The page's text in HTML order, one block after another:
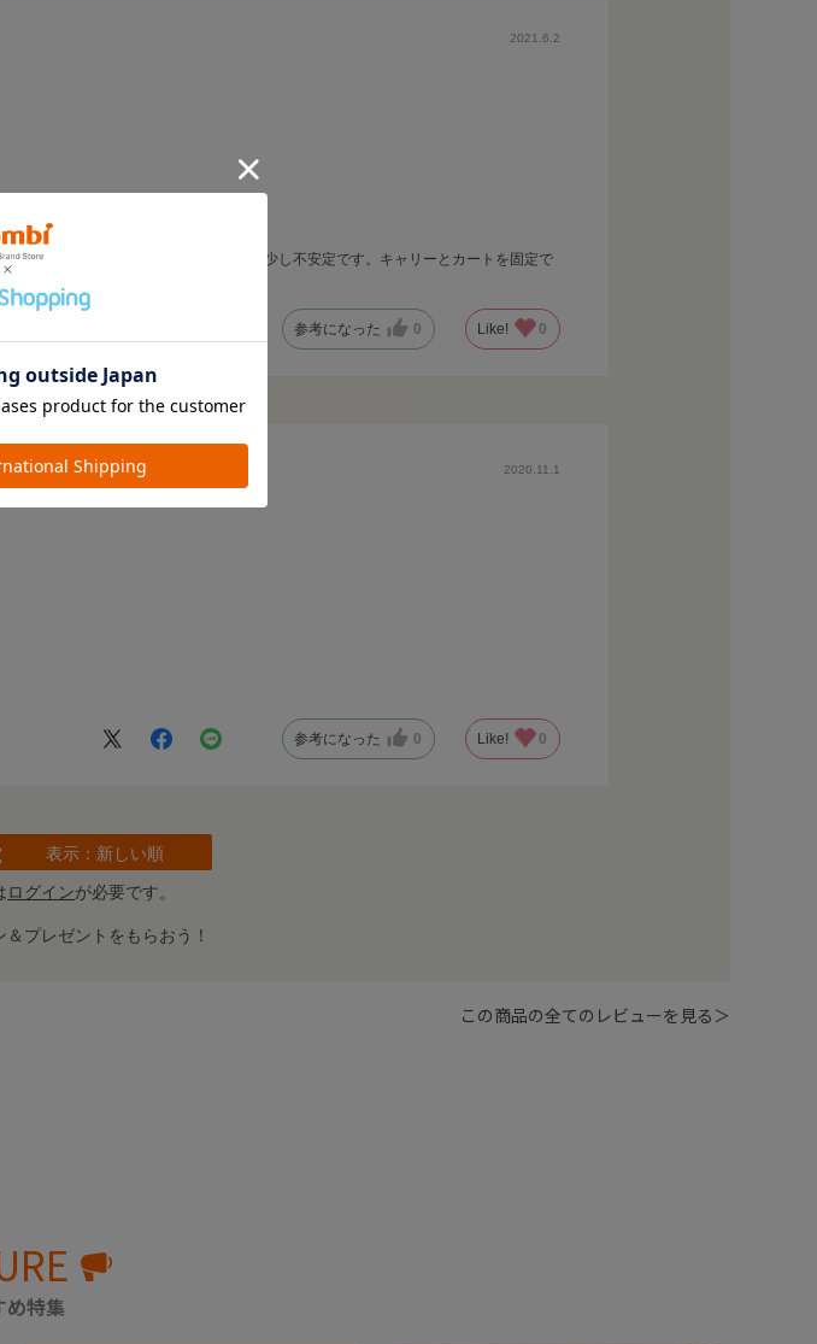
2021.6.2
キャリーの部分が固定できないので、少し不安定です。キャリーとカートを固定で
参考になった 0 Like! 0
2020.11.1
参考になった 0 Like! 0
表示：新しい順
ログインが必要です。
プレゼントをもらおう！
この商品の全てのレビューを見る＞
め特集